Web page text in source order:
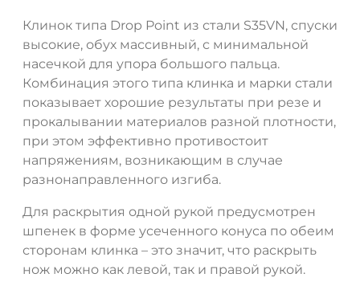
Клинок типа Drop Point из стали S35VN, спуски
высокие, обух массивный, с минимальной
насечкой для упора большого пальца.
Комбинация этого типа клинка и марки стали
показывает хорошие результаты при резе и
прокалывании материалов разной плотности,
при этом эффективно противостоит
напряжениям, возникающим в случае
разнонаправленного изгиба.
Для раскрытия одной рукой предусмотрен
шпенек в форме усеченного конуса по обеим
сторонам клинка – это значит, что раскрыть
нож можно как левой, так и правой рукой.